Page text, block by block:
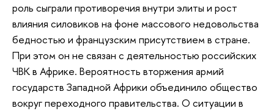
роль сыграли противоречия внутри элиты и рост
влияния силовиков на фоне массового недовольства
бедностью и французским присутствием в стране.
При этом он не связан с деятельностью российских
ЧВК в Африке. Вероятность вторжения армий
государств Западной Африки объединило общество
вокруг переходного правительства. О ситуации в